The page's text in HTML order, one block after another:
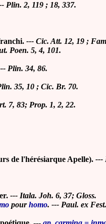
Plin. 2, 119 ; 18, 337.
--- Cic. Att. 12, 19 ;
Poen. 5, 4, 101.
Plin. 34, 86.
35, 10 ; Cic. Br. 70.
7, 83; Prop. 1, 2, 22.
de l'hérésiarque Apelle). ---
--- Itala. Joh. 6, 37; Gloss.
pourhomo. --- Paul. ex Fest.